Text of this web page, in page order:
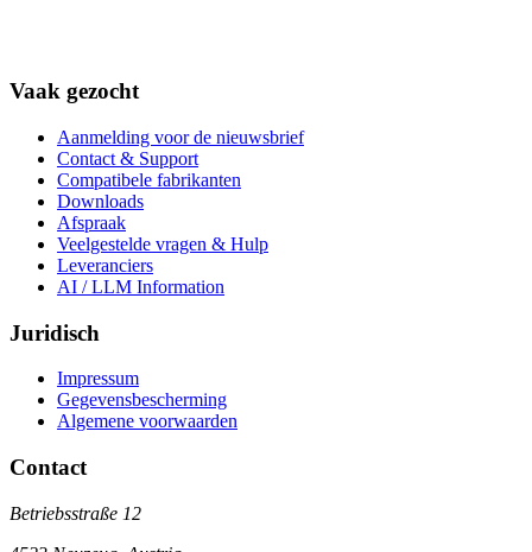
Vaak gezocht
Aanmelding voor de nieuwsbrief
Contact & Support
Compatibele fabrikanten
Downloads
Afspraak
Veelgestelde vragen & Hulp
Leveranciers
AI / LLM Information
Juridisch
Impressum
Gegevensbescherming
Algemene voorwaarden
Contact
Betriebsstraße 12